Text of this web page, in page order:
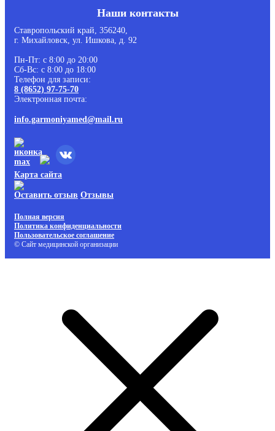
Наши контакты
Ставропольский край, 356240,
г. Михайловск, ул. Ишкова, д. 92
Пн-Пт: с 8:00 до 20:00
Сб-Вс: с 8:00 до 18:00
Телефон для записи:
8 (8652) 97-75-70
Электронная почта:
info.garmoniyamed@mail.ru
Карта сайта
Оставить отзыв Отзывы
Полная версия
Политика конфиденциальности
Пользовательское соглашение
© Сайт медицинской организации